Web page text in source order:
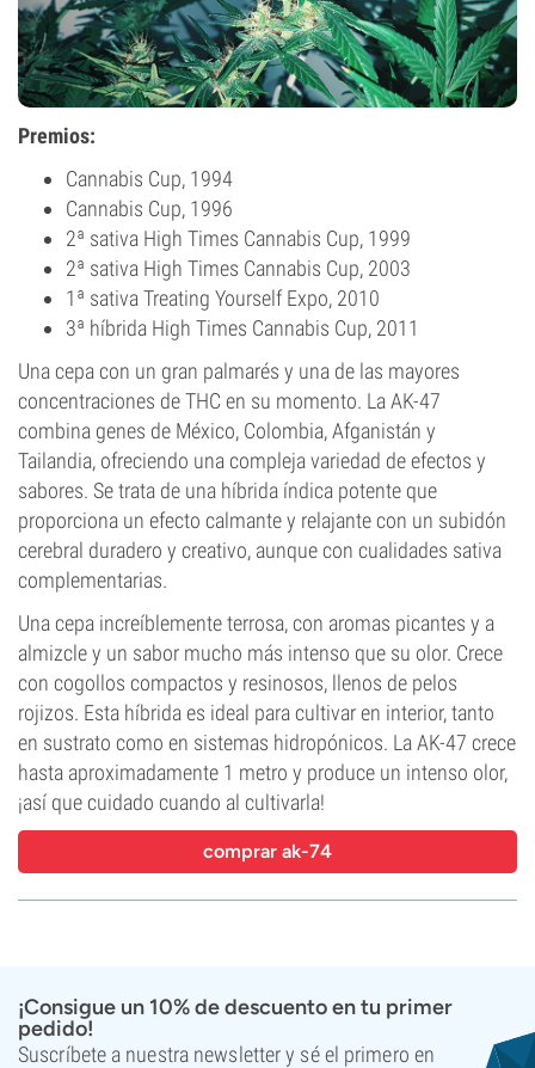
Premios:
Cannabis Cup, 1994
Cannabis Cup, 1996
2ª sativa High Times Cannabis Cup, 1999
2ª sativa High Times Cannabis Cup, 2003
1ª sativa Treating Yourself Expo, 2010
3ª híbrida High Times Cannabis Cup, 2011
Una cepa con un gran palmarés y una de las mayores
concentraciones de THC en su momento. La AK-47
combina genes de México, Colombia, Afganistán y
Tailandia, ofreciendo una compleja variedad de efectos y
sabores. Se trata de una híbrida índica potente que
proporciona un efecto calmante y relajante con un subidón
cerebral duradero y creativo, aunque con cualidades sativa
complementarias.
Una cepa increíblemente terrosa, con aromas picantes y a
almizcle y un sabor mucho más intenso que su olor. Crece
con cogollos compactos y resinosos, llenos de pelos
rojizos. Esta híbrida es ideal para cultivar en interior, tanto
en sustrato como en sistemas hidropónicos. La AK-47 crece
hasta aproximadamente 1 metro y produce un intenso olor,
¡así que cuidado cuando al cultivarla!
comprar ak-74
¡Consigue un 10% de descuento en tu primer
pedido!
Suscríbete a nuestra newsletter y sé el primero en